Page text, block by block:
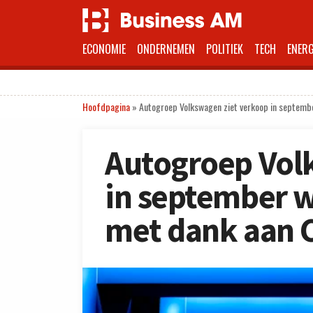
ECONOMIE ONDERNEMEN POLITIEK TECH
Hoofdpagina»Autogroep Volkswagen ziet verkoop in
Autogroep
in september
met dank aan